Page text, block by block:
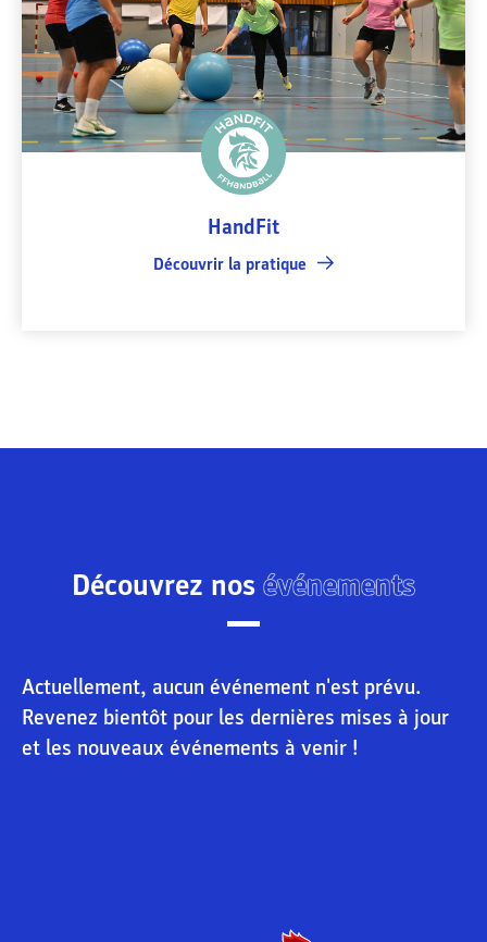
HandFit
Découvrir la pratique
Découvrez nos événements
Actuellement, aucun événement n'est prévu.
Revenez bientôt pour les dernières mises à jour
et les nouveaux événements à venir !